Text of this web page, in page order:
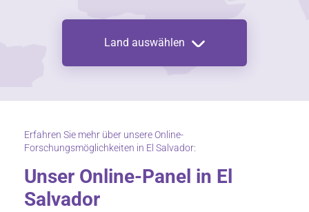
Land auswählen
Erfahren Sie mehr über unsere Online-
Forschungsmöglichkeiten in El Salvador:
Unser Online-Panel in El
Salvador